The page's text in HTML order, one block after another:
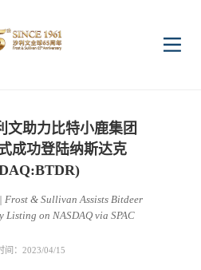
文助力比特小鹿集团
成功登陆纳斯达克
Frost & Sullivan Assists Bitdeer
Listing on NASDAQ via SPAC
间：2023/04/15